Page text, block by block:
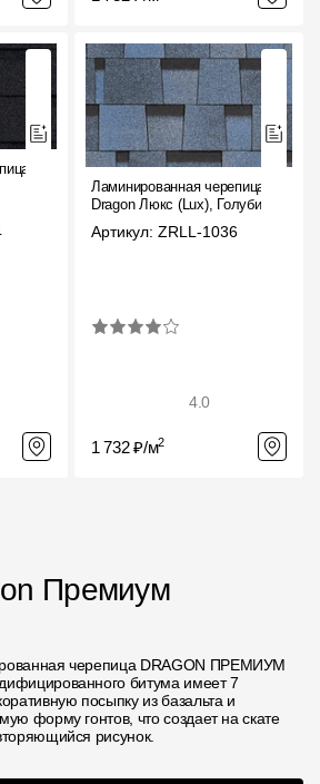
Ламинированная черепица
Dragon Люкс (Lux), Голубика
Артикул: ZRLL-1036
4.0
1 732 ₽/м2
Премиум
черепица DRAGON ПРЕМИУМ
битума имеет 7
посыпку из базальта и
форму гонтов, что создает на скате
рисунок.